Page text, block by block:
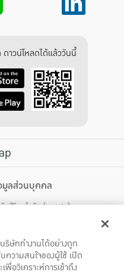
าวน์โหลดได้แล้ววันนี้
มูลส่วนบุคคล
นชีวิต จำกัด (มหาชน)
ดง กรุงเทพฯ 10400 โทรศัพท์ 02-
สียง เนื้อหา ชื่อ ชื่อทางการค้า ส่วนประกอบใดๆ
บริการ ลิขสิทธิ์ สิทธิบัตร ความรู้ต่างๆ ที่ปรากฏ
ริษัททำงานได้อย่างถูก
วามสนใจของผู้ใช้ เปิด
อวิเคราะห์การเข้าถึง